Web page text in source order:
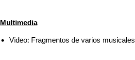
Multimedia
Video: Fragmentos de varios